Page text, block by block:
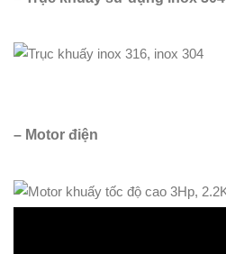
– Motor điện